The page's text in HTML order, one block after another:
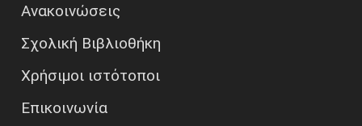
Ανακοινώσεις
Σχολική Βιβλιοθήκη
Χρήσιμοι ιστότοποι
Επικοινωνία